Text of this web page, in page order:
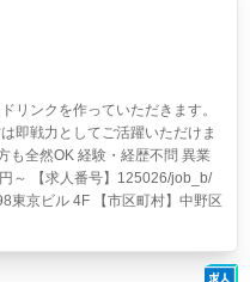
リンクを作っていただきます。
即戦力としてご活躍いただけま
も全然OK 経験・経歴不問 異業
～ 【求人番号】125026/job_b/
東京ビル 4F 【市区町村】中野区